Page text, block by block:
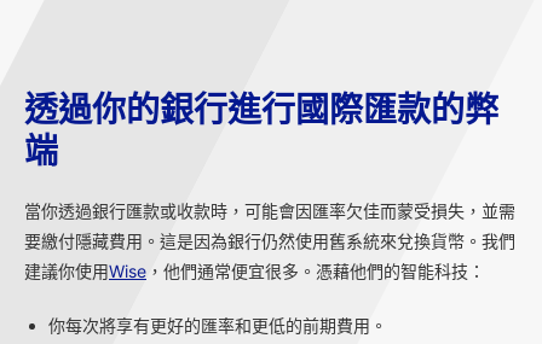
透過你的銀行進行國際匯款的弊
端
當你透過銀行匯款或收款時，可能會因匯率欠佳而蒙受損失，並需
要繳付隱藏費用。這是因為銀行仍然使用舊系統來兌換貨幣。我們
建議你使用Wise ，他們通常便宜很多。憑藉他們的智能科技：
你每次將享有更好的匯率和更低的前期費用。